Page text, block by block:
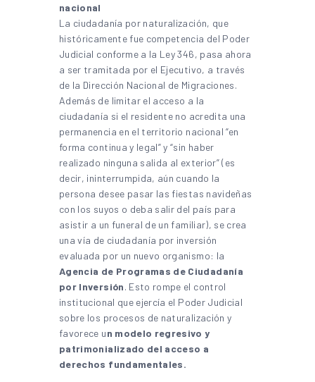
nacional
La ciudadanía por naturalización, que
históricamente fue competencia del Poder
Judicial conforme a la Ley 346, pasa ahora
a ser tramitada por el Ejecutivo, a través
de la Dirección Nacional de Migraciones.
Además de limitar el acceso a la
ciudadanía si el residente no acredita una
permanencia en el territorio nacional “en
forma continua y legal” y “sin haber
realizado ninguna salida al exterior” (es
decir, ininterrumpida, aún cuando la
persona desee pasar las fiestas navideñas
con los suyos o deba salir del país para
asistir a un funeral de un familiar), se crea
una vía de ciudadanía por inversión
evaluada por un nuevo organismo: la
Agencia de Programas de Ciudadanía
por Inversión. Esto rompe el control
institucional que ejercía el Poder Judicial
sobre los procesos de naturalización y
favorece un modelo regresivo y
patrimonializado del acceso a
derechos fundamentales.